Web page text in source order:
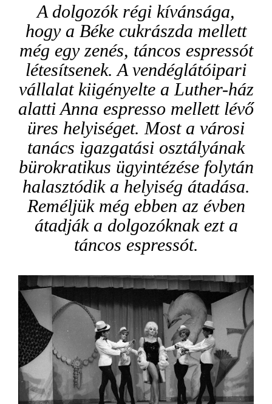
A dolgozók régi kívánsága,
hogy a Béke cukrászda mellett
még egy zenés, táncos espressót
létesítsenek. A vendéglátóipari
vállalat kiigényelte a Luther-ház
alatti Anna espresso mellett lévő
üres helyiséget. Most a városi
tanács igazgatási osztályának
bürokratikus ügyintézése folytán
halasztódik a helyiség átadása.
Reméljük még ebben az évben
átadják a dolgozóknak ezt a
táncos espressót.